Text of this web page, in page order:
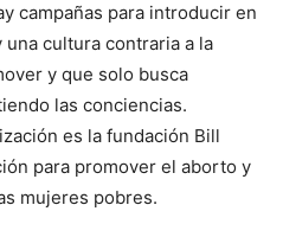
campañas para introducir en
cultura contraria a la
y que solo busca
las conciencias.
es la fundación Bill
para promover el aborto y
mujeres pobres.